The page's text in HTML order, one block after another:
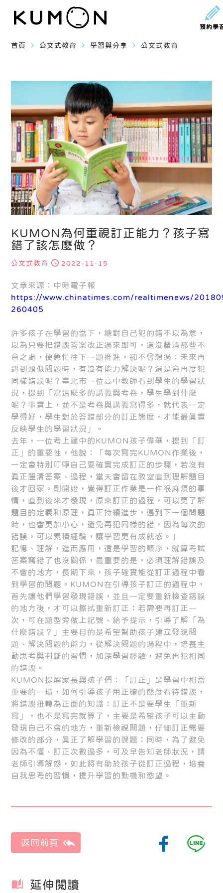
預約學
首頁 navigate_next 公文式教育 navigate_next 學習與分享 navigate_next 公文式教育
KUMON為何重視訂正能力？孩子寫
錯了該怎麼做？
公文式教育 2022-11-15
文章來源：中時電子報
https://www.chinatimes.com/realtimenews/
260405
許多孩子在學習的當下，總對自己犯的錯不以為意，
以為只要把錯誤答案改正過來即可，還沒釐清那些不
會之處，便急忙往下一題推進，卻不曾想過：未來再
遇到類似問題時，有沒有能力解決呢？還是會再度犯
同樣錯誤呢？臺北市一位高中教師看到學生的學習狀
況，提到「寫這麼多的講義與考卷，學生學到什麼
呢？事實上，並不是考卷與講義寫得多，就代表一定
學得好，學生對於答錯部分的訂正態度，才能最真實
反映學生的學習狀況」。
去年，一位考上建中的KUMON孩子偉華，提到「訂
正」的重要性，他說：「每次寫完KUMON作業後，
一定會特別叮嚀自己要確實完成訂正的步驟，若沒有
真正釐清答案、過程，當天會留在教室直到理解題目
後才回家。剛開始，覺得訂正作業是一件很麻煩的事
情，直到後來才發現，原來訂正的過程，可以更了解
題目的定義和原理，真正持續進步，遇到下一個問題
時，也會更加小心，避免再犯同樣的錯，因為每次的
錯誤，可以累積經驗，讓學習更有成就感。」
記憶、理解，進而應用，這是學習的順序，就算考試
答案寫錯了也沒關係，最重要的是，必須理解錯誤及
不會的地方，長期下來，孩子確實能從訂正過程中看
到學習的問題。KUMON在引導孩子訂正的過程中，
首先讓他們學習發現錯誤，並且一定要重新檢查錯誤
的地方後，才可以擦拭重新訂正；若需要再訂正一
次，可在題型旁做上記號、給予提示，引導了解「為
什麼錯誤？」主要目的是希望幫助孩子建立發現問
題、解決問題的能力，從解決問題的過程中，培養主
動思考與判斷的習慣，加深學習經驗，避免再犯相同
的錯誤。
KUMON提醒家長與孩子們：「訂正」是學習中相當
重要的一環，如何引導孩子用正確的態度看待錯誤，
將錯誤扭轉為正面的知識；訂正不是要學生「重新
寫」，也不是寫完就算了，主要是希望孩子可以主動
發現自己不會的地方，重新檢視問題，仔細訂正需要
修改的部分，真正了解學習的課題；同時，為了避免
因為不懂、訂正次數過多，可及早告知老師狀況，請
老師引導解惑，如此將有助於孩子從訂正過程，培養
自我思考的習慣，提升學習的動機和慾望。
延伸閱讀